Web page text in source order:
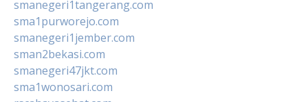
smanegeri1tangerang.com
sma1purworejo.com
smanegeri1jember.com
sman2bekasi.com
smanegeri47jkt.com
sma1wonosari.com